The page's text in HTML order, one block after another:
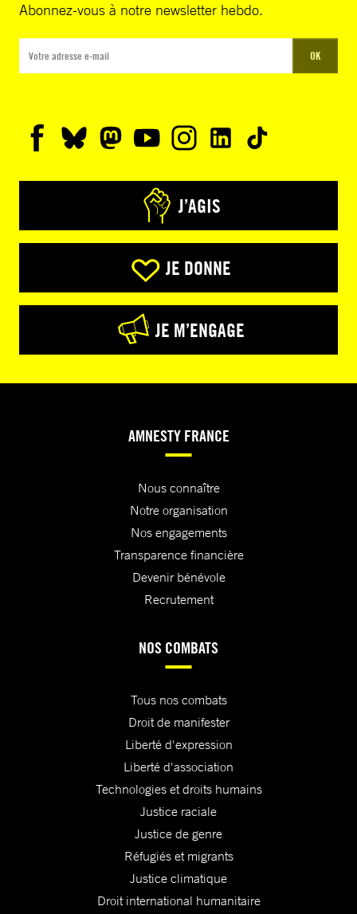
Abonnez-vous à notre newsletter hebdo.
OK
J’AGIS
JE DONNE
JE M’ENGAGE
AMNESTY FRANCE
Nous connaître
Notre organisation
Nos engagements
Transparence financière
Devenir bénévole
Recrutement
NOS COMBATS
Tous nos combats
Droit de manifester
Liberté d'expression
Liberté d'association
Technologies et droits humains
Justice raciale
Justice de genre
Réfugiés et migrants
Justice climatique
Droit international humanitaire